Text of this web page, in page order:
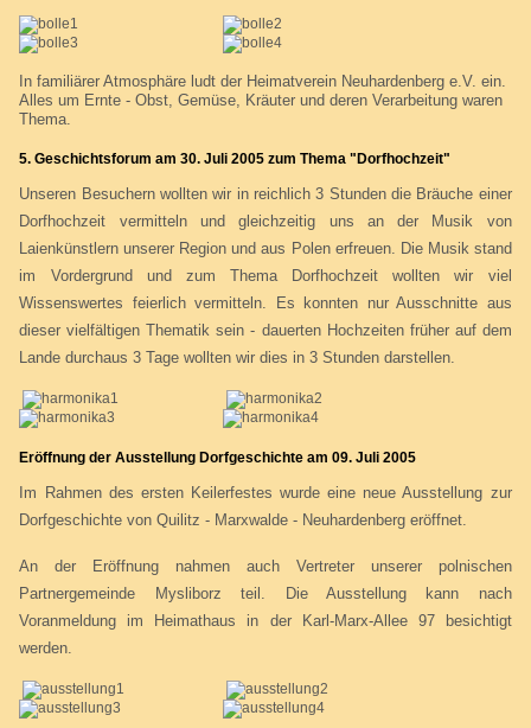
n familiärer Atmosphäre ludt der Heimatverein Neuhardenberg e.V. ein.
Alles um Ernte - Obst, Gemüse, Kräuter und deren Verarbeitung waren
Thema.
5. Geschichtsforum am 30. Juli 2005 zum Thema "Dorfhochzeit"
Unseren Besuchern wollten wir in reichlich 3 Stunden die Bräuche einer
Dorfhochzeit vermitteln und gleichzeitig uns an der Musik von
Laienkünstlern unserer Region und aus Polen erfreuen. Die Musik stand
im Vordergrund und zum Thema Dorfhochzeit wollten wir viel
Wissenswertes feierlich vermitteln. Es konnten nur Ausschnitte aus
dieser vielfältigen Thematik sein - dauerten Hochzeiten früher auf dem
Lande durchaus 3 Tage wollten wir dies in 3 Stunden darstellen.
Eröffnung der Ausstellung Dorfgeschichte am 09. Juli 2005
Im Rahmen des ersten Keilerfestes wurde eine neue Ausstellung zur
Dorfgeschichte von Quilitz - Marxwalde - Neuhardenberg eröffnet.
An der Eröffnung nahmen auch Vertreter unserer polnischen
Partnergemeinde Mysliborz teil. Die Ausstellung kann nach
Voranmeldung im Heimathaus in der Karl-Marx-Allee 97 besichtigt
werden.